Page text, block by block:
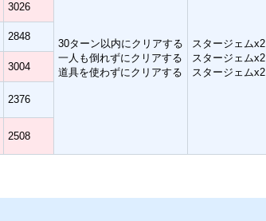
30ターン以内にクリアする
一人も倒れずにクリアする
道具を使わずにクリアする
スタージェムx2
スタージェムx2
スタージェムx2
3026
2848
3004
2376
2508